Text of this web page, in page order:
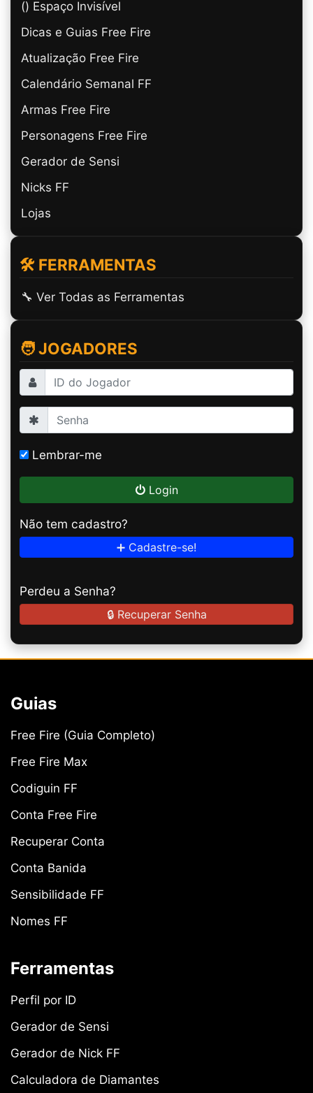
(ㅤ) Espaço Invisível
Dicas e Guias Free Fire
Atualização Free Fire
Calendário Semanal FF
Armas Free Fire
Personagens Free Fire
Gerador de Sensi
Nicks FF
Lojas
🛠️ FERRAMENTAS
🔧 Ver Todas as Ferramentas
🧑 JOGADORES
Lembrar-me
Login
Não tem cadastro?
➕ Cadastre-se!
Perdeu a Senha?
🔒 Recuperar Senha
Guias
Free Fire (Guia Completo)
Free Fire Max
Codiguin FF
Conta Free Fire
Recuperar Conta
Conta Banida
Sensibilidade FF
Nomes FF
Ferramentas
Perfil por ID
Gerador de Sensi
Gerador de Nick FF
Calculadora de Diamantes